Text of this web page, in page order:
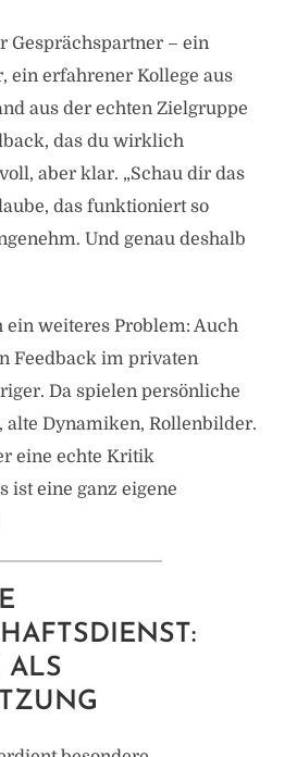
Gesprächspartner – ein
ein erfahrener Kollege aus
aus der echten Zielgruppe
das du wirklich
aber klar. „Schau dir das
das funktioniert so
Und genau deshalb
ein weiteres Problem: Auch
Feedback im privaten
Da spielen persönliche
alte Dynamiken, Rollenbilder.
eine echte Kritik
ist eine ganz eigene
ALS